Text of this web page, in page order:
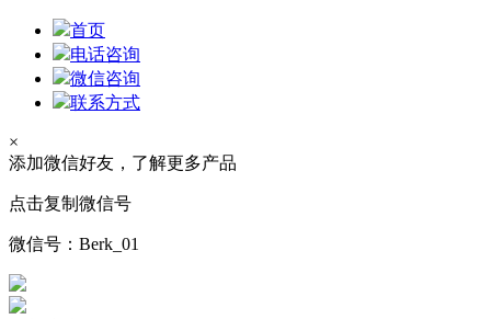
首页
电话咨询
微信咨询
联系方式
×
添加微信好友，了解更多产品
点击复制微信号
微信号： Berk_01